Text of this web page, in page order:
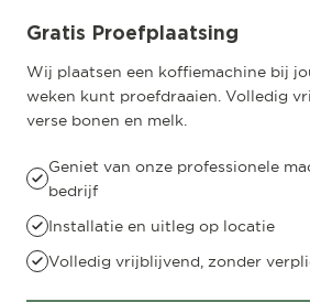
Gratis Proefplaatsing
Wij plaatsen een koffiemachine bij
weken kunt proefdraaien. Volledig
verse bonen en melk.
Geniet van onze professionele
bedrijf
Installatie en uitleg op locatie
Volledig vrijblijvend, zonder